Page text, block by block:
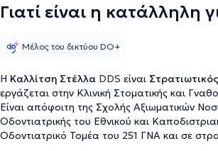
Γιατί είναι η κατάλληλη
Η Καλλίτση Στέλλα DDS είναι
εργάζεται στην Κλινική Στοματικής και
Είναι απόφοιτη της Σχολής Αξιωματικών
Οδοντιατρικής του Εθνικού και
Οδοντιατρικό Τομέα του 251 ΓΝΑ και σε στρατιωτικές μονάδες . Η γιατρός παρέχει εξειδικευμένες υπηρεσίες και
Μέλος του δικτύου DO+